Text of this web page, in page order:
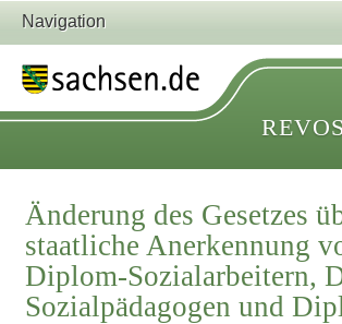
Navigation
Änderung des Gesetzes
staatliche Anerkennung
Diplom-Sozialarbeitern,
Sozialpädagogen und